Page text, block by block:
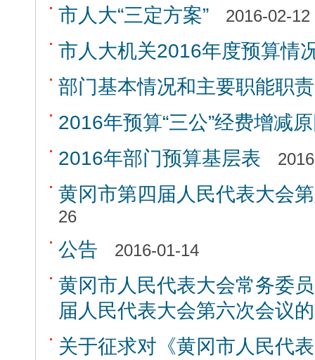
市人大“三定方案” 2016-02-12
市人大机关2016年度预算情
部门基本情况和主要职能职责
2016年预算“三公”经费增减
2016年部门预算基层表
黄冈市第四届人民代表大会
26
公告 2016-01-14
黄冈市人民代表大会常务委
届人民代表大会第六次会议
关于征求对《黄冈市人民代